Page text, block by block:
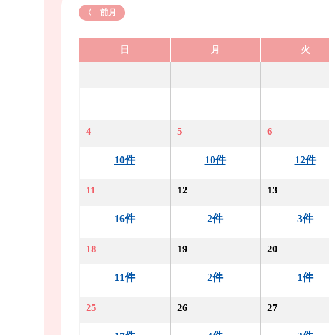
〈 前月
日 月 火
4
10件
5
10件
6
12件
11
16件
12
2件
13
3件
18
11件
19
2件
20
1件
25 26 27